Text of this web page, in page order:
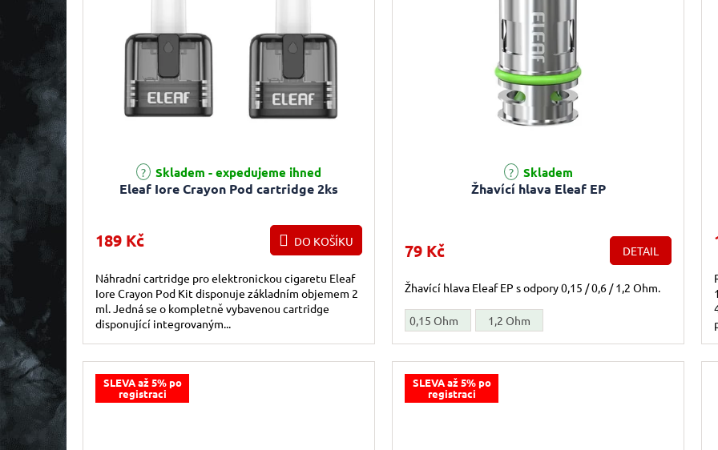
Eleaf Iore Crayon Pod cartridge 2ks
Skladem - expedujeme ihned
189 Kč DO KOŠÍKU
Náhradní cartridge pro elektronickou cigaretu Eleaf
Iore Crayon Pod Kit disponuje základním objemem 2
ml. Jedná se o kompletně vybavenou cartridge
disponující integrovaným...
Žhavící hlava Eleaf EP
Skladem
79 Kč DETAIL
Žhavící hlava Eleaf EP s odpory 0,15 / 0,6 / 1,2 Ohm.
0,15 Ohm 1,2 Ohm
SLEVA až 5% po
registraci
SLEVA až 5% po
registraci